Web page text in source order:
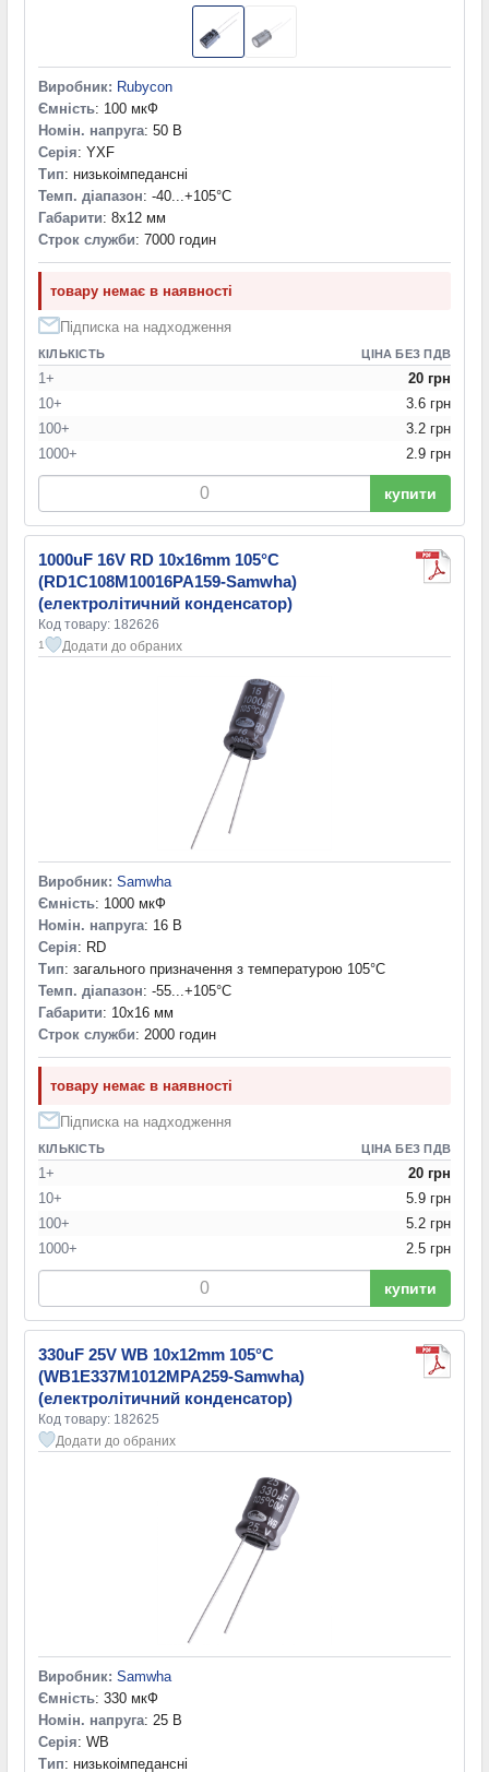
Виробник: Rubycon
Ємність: 100 мкФ
Номін. напруга: 50 В
Серія: YXF
Тип: низькоімпедансні
Темп. діапазон: -40...+105°С
Габарити: 8x12 мм
Строк служби: 7000 годин
товару немає в наявності
Підписка на надходження
КІЛЬКІСТЬ ЦІНА БЕЗ ПДВ
1+
20 грн
10+
3.6 грн
100+
3.2 грн
1000+
2.9 грн
купити
1000uF 16V RD 10x16mm 105°C
(RD1C108M10016PA159-Samwha)
(електролітичний конденсатор)
Код товару: 182626
1 Додати до обраних
Виробник: Samwha
Ємність: 1000 мкФ
Номін. напруга: 16 В
Серія: RD
Тип: загального призначення з температурою 105°C
Темп. діапазон: -55...+105°С
Габарити: 10x16 мм
Строк служби: 2000 годин
товару немає в наявності
Підписка на надходження
КІЛЬКІСТЬ ЦІНА БЕЗ ПДВ
1+
20 грн
10+
5.9 грн
100+
5.2 грн
1000+
2.5 грн
купити
330uF 25V WB 10x12mm 105°C
(WB1E337M1012MPA259-Samwha)
(електролітичний конденсатор)
Код товару: 182625
Додати до обраних
Виробник: Samwha
Ємність: 330 мкФ
Номін. напруга: 25 В
Серія: WB
Тип: низькоімпедансні